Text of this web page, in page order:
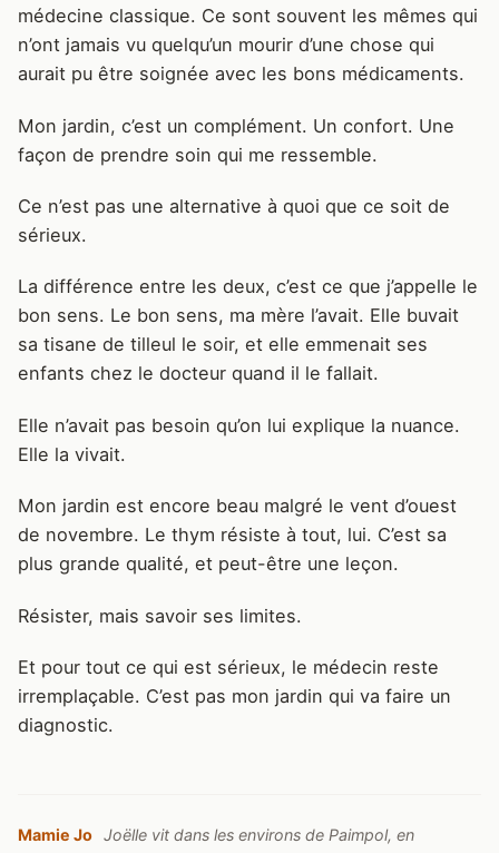
médecine classique. Ce sont souvent les mêmes qui
n’ont jamais vu quelqu’un mourir d’une chose qui
aurait pu être soignée avec les bons médicaments.
Mon jardin, c’est un complément. Un confort. Une
façon de prendre soin qui me ressemble.
Ce n’est pas une alternative à quoi que ce soit de
sérieux.
La différence entre les deux, c’est ce que j’appelle le
bon sens. Le bon sens, ma mère l’avait. Elle buvait
sa tisane de tilleul le soir, et elle emmenait ses
enfants chez le docteur quand il le fallait.
Elle n’avait pas besoin qu’on lui explique la nuance.
Elle la vivait.
Mon jardin est encore beau malgré le vent d’ouest
de novembre. Le thym résiste à tout, lui. C’est sa
plus grande qualité, et peut-être une leçon.
Résister, mais savoir ses limites.
Et pour tout ce qui est sérieux, le médecin reste
irremplaçable. C’est pas mon jardin qui va faire un
diagnostic.
Mamie Jo Joëlle vit dans les environs de Paimpol, en